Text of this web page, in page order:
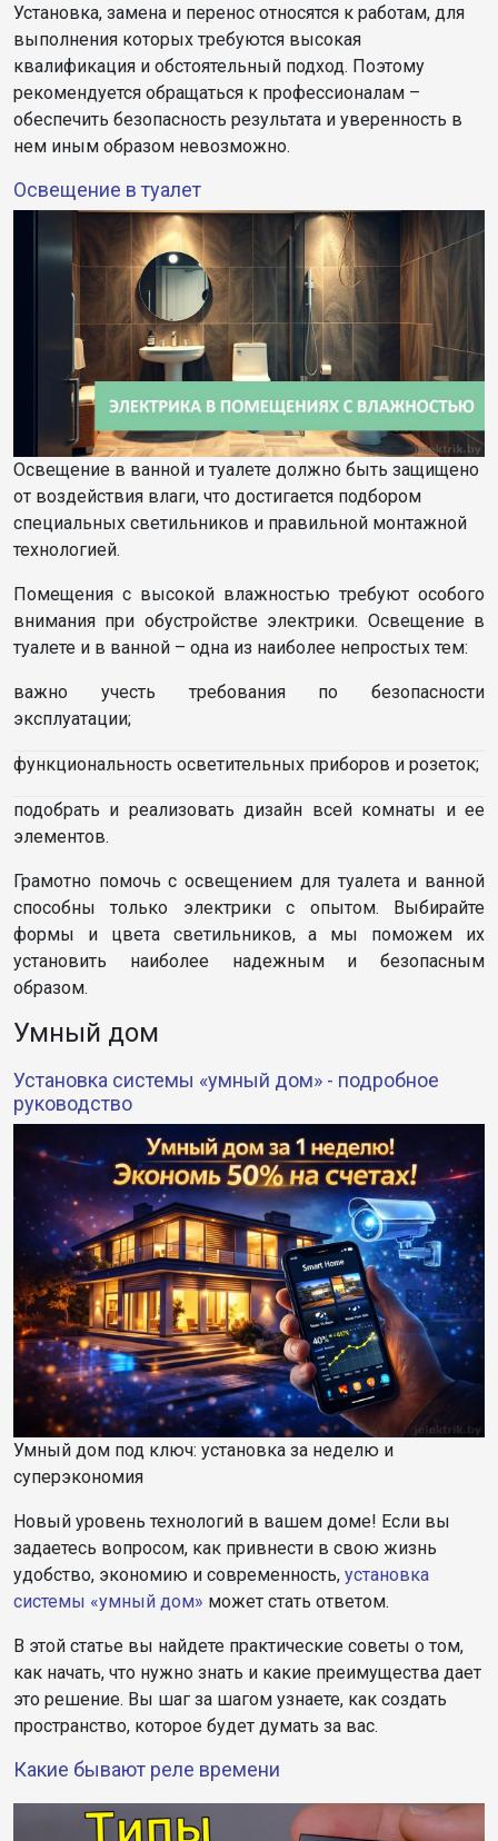
Установка, замена и перенос относятся к работам, для
выполнения которых требуются высокая
квалификация и обстоятельный подход. Поэтому
рекомендуется обращаться к профессионалам –
обеспечить безопасность результата и уверенность в
нем иным образом невозможно.
Освещение в туалет
Освещение в ванной и туалете должно быть защищено
от воздействия влаги, что достигается подбором
специальных светильников и правильной монтажной
технологией.
Помещения с высокой влажностью требуют особого
внимания при обустройстве электрики. Освещение в
туалете и в ванной – одна из наиболее непростых тем:
важно учесть требования по безопасности
эксплуатации;
функциональность осветительных приборов и розеток;
подобрать и реализовать дизайн всей комнаты и ее
элементов.
Грамотно помочь с освещением для туалета и ванной
способны только электрики с опытом. Выбирайте
формы и цвета светильников, а мы поможем их
установить наиболее надежным и безопасным
образом.
Умный дом
Установка системы «умный дом» - подробное
руководство
Умный дом под ключ: установка за неделю и
суперэкономия
Новый уровень технологий в вашем доме! Если вы
задаетесь вопросом, как привнести в свою жизнь
удобство, экономию и современность, установка
системы «умный дом» может стать ответом.
В этой статье вы найдете практические советы о том,
как начать, что нужно знать и какие преимущества дает
это решение. Вы шаг за шагом узнаете, как создать
пространство, которое будет думать за вас.
Какие бывают реле времени